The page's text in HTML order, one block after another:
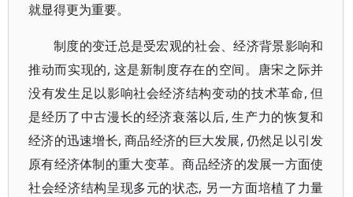
就显得更为重要。
制度的变迁总是受宏观的社会、经济背景影响和
推动而实现的, 这是新制度存在的空间。唐宋之际并
没有发生足以影响社会经济结构变动的技术革命, 但
是经历了中古漫长的经济衰落以后, 生产力的恢复和
经济的迅速增长, 商品经济的巨大发展, 仍然足以引发
原有经济体制的重大变革。商品经济的发展一方面使
社会经济结构呈现多元的状态, 另一方面培植了力量